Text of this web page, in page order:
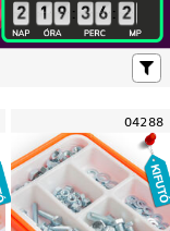
: :
04288